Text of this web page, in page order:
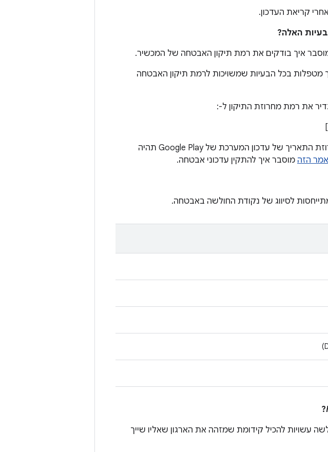
קריאת העדכון.
איך בודקים את רמת תיקון האבטחה של המכשיר.
האבטחה מ-01 בספטמבר 2022 ואילך מטפלות בכל הבעיות שמשויכות לרמת תיקון האבטחה
את רמת מחרוזת התיקון ל-:
במכשירים מסוימים עם Android מגרסה 10 ואילך, למחרוזת התאריך של עדכון המערכת של Google Play תהיה
הזה מוסבר איך להתקין עדכוני אבטחה.
לסיווג של נקודת החולשה באבטחה.
?
עשויות להכיל קידומת שמזהה את הארגון שאליו שייך